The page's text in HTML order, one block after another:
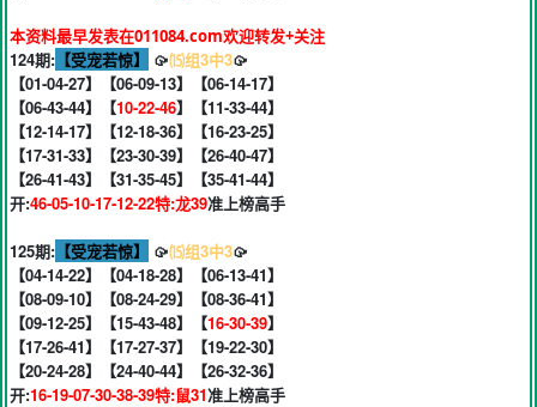
本资料最早发表在011084.com欢迎转发+关注
124期: 【受宠若惊】 🥠⒂组3中3🥠
【01-04-27】【06-09-13】【06-14-17】
【06-43-44】【10-22-46】【11-33-44】
【12-14-17】【12-18-36】【16-23-25】
【17-31-33】【23-30-39】【26-40-47】
【26-41-43】【31-35-45】【35-41-44】
开:46-05-10-17-12-22特:龙39准上榜高手
125期: 【受宠若惊】 🥠⒂组3中3🥠
【04-14-22】【04-18-28】【06-13-41】
【08-09-10】【08-24-29】【08-36-41】
【09-12-25】【15-43-48】【16-30-39】
【17-26-41】【17-27-37】【19-22-30】
【20-24-28】【24-40-44】【26-32-36】
开:16-19-07-30-38-39特:鼠31准上榜高手